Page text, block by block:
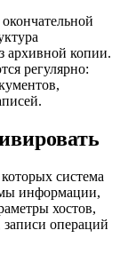
архивной копии.
регулярно:
система
информации,
хостов,
операций